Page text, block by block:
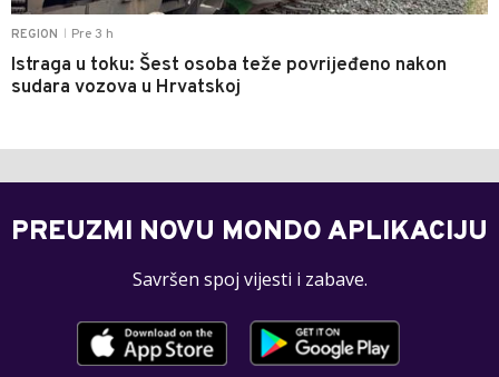
REGION Pre 3 h
Istraga u toku: Šest osoba teže povrijeđeno nakon
sudara vozova u Hrvatskoj
PREUZMI NOVU MONDO APLIKACIJU
Savršen spoj vijesti i zabave.